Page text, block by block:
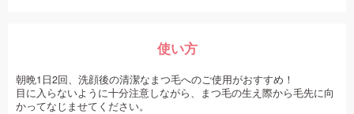
使い方
朝晩1日2回、洗顔後の清潔なまつ毛へのご使用がおすすめ！
目に入らないように十分注意しながら、まつ毛の生え際から毛先に向
かってなじませてください。